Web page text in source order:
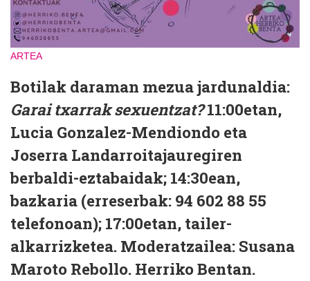
ARTEA
Botilak daraman mezua jardunaldia:
Garai txarrak sexuentzat?11:00etan,
Lucia Gonzalez-Mendiondo eta
Joserra Landarroitajauregiren
berbaldi-eztabaidak; 14:30ean,
bazkaria (erreserbak: 94 602 88 55
telefonoan); 17:00etan, tailer-
alkarrizketea. Moderatzailea: Susana
Maroto Rebollo. Herriko Bentan.